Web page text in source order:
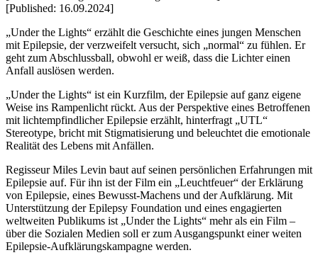
[Published: 16.09.2024]
„Under the Lights“ erzählt die Geschichte eines jungen Menschen
mit Epilepsie, der verzweifelt versucht, sich „normal“ zu fühlen. Er
geht zum Abschlussball, obwohl er weiß, dass die Lichter einen
Anfall auslösen werden.
„Under the Lights“ ist ein Kurzfilm, der Epilepsie auf ganz eigene
Weise ins Rampenlicht rückt. Aus der Perspektive eines Betroffenen
mit lichtempfindlicher Epilepsie erzählt, hinterfragt „UTL“
Stereotype, bricht mit Stigmatisierung und beleuchtet die emotionale
Realität des Lebens mit Anfällen.
Regisseur Miles Levin baut auf seinen persönlichen Erfahrungen mit
Epilepsie auf. Für ihn ist der Film ein „Leuchtfeuer“ der Erklärung
von Epilepsie, eines Bewusst-Machens und der Aufklärung. Mit
Unterstützung der Epilepsy Foundation und eines engagierten
weltweiten Publikums ist „Under the Lights“ mehr als ein Film –
über die Sozialen Medien soll er zum Ausgangspunkt einer weiten
Epilepsie-Aufklärungskampagne werden.